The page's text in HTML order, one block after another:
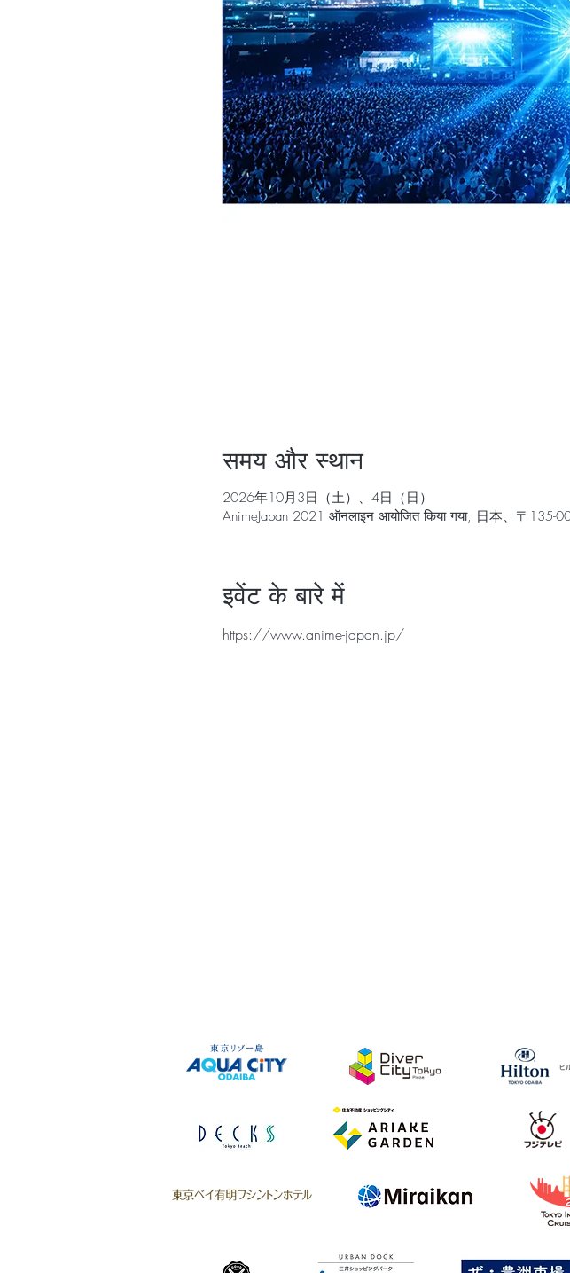
समय और स्थान
2026年10月3日（土）、4日（日）
AnimeJapan 2021 ऑनलाइन आयोजित किया गया, 日本、〒135-
इवेंट के बारे में
https://www.anime-japan.jp/